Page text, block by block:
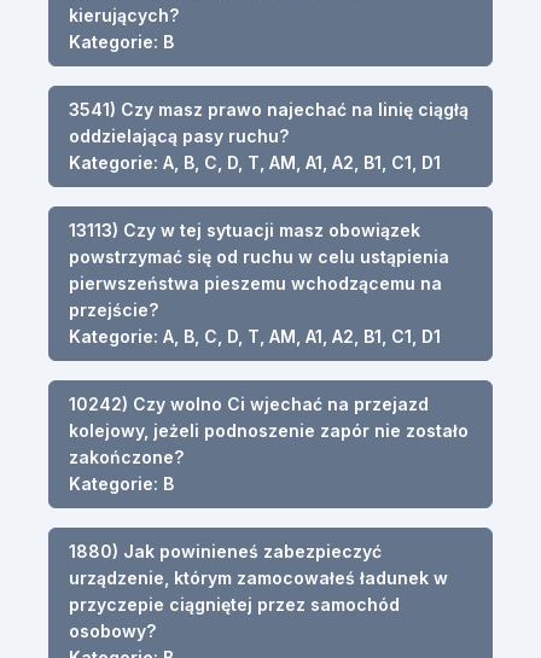
kierujących?
Kategorie: B
3541) Czy masz prawo najechać na linię ciągłą
oddzielającą pasy ruchu?
Kategorie: A, B, C, D, T, AM, A1, A2, B1, C1, D1
13113) Czy w tej sytuacji masz obowiązek
powstrzymać się od ruchu w celu ustąpienia
pierwszeństwa pieszemu wchodzącemu na
przejście?
Kategorie: A, B, C, D, T, AM, A1, A2, B1, C1, D1
10242) Czy wolno Ci wjechać na przejazd
kolejowy, jeżeli podnoszenie zapór nie zostało
zakończone?
Kategorie: B
1880) Jak powinieneś zabezpieczyć
urządzenie, którym zamocowałeś ładunek w
przyczepie ciągniętej przez samochód
osobowy?